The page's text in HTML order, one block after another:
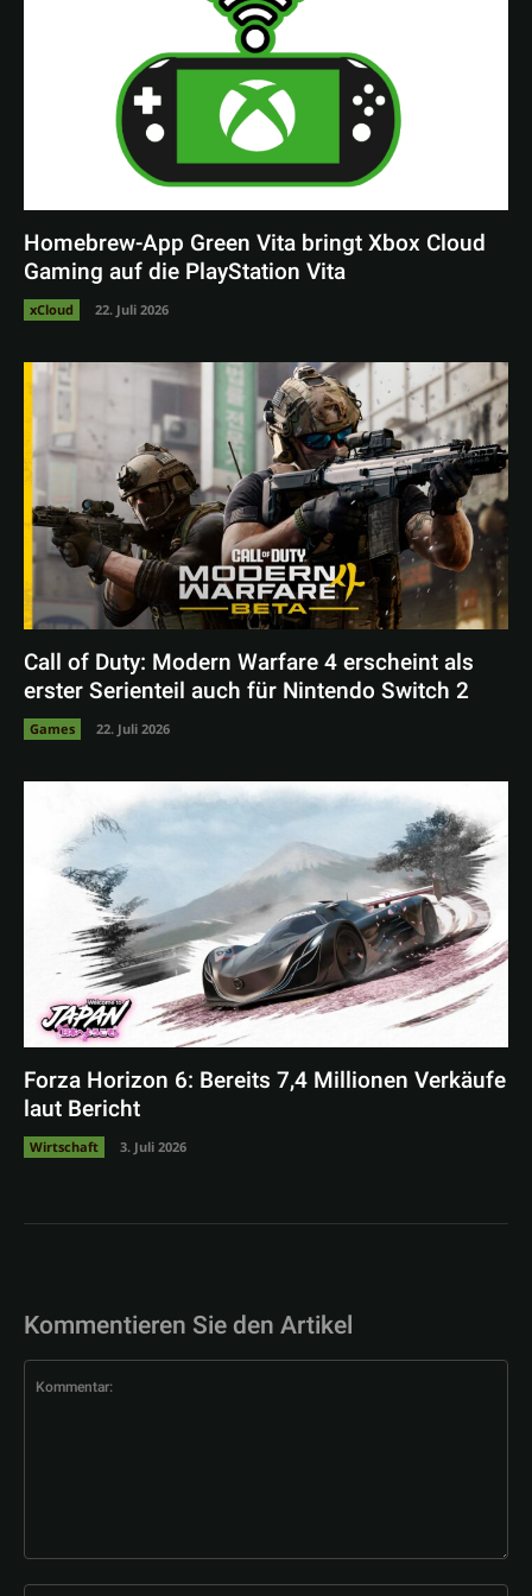
Homebrew-App Green Vita bringt Xbox Cloud
Gaming auf die PlayStation Vita
xCloud 22. Juli 2026
Call of Duty: Modern Warfare 4 erscheint als
erster Serienteil auch für Nintendo Switch 2
Games 22. Juli 2026
Forza Horizon 6: Bereits 7,4 Millionen Verkäufe
laut Bericht
Wirtschaft 3. Juli 2026
Kommentieren Sie den Artikel